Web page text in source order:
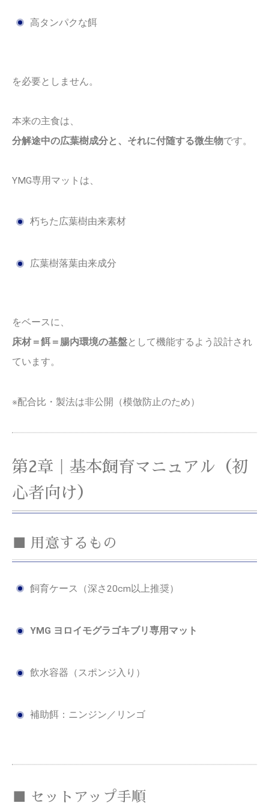
高タンパクな餌
を必要としません。
本来の主食は、
分解途中の広葉樹成分と、それに付随する微生物です。
YMG専用マットは、
朽ちた広葉樹由来素材
広葉樹落葉由来成分
をベースに、
床材＝餌＝腸内環境の基盤として機能するよう設計され
ています。
※配合比・製法は非公開（模倣防止のため）
第2章｜基本飼育マニュアル（初
心者向け）
■ 用意するもの
飼育ケース（深さ20cm以上推奨）
YMG ヨロイモグラゴキブリ専用マット
飲水容器（スポンジ入り）
補助餌：ニンジン／リンゴ
■ セットアップ手順